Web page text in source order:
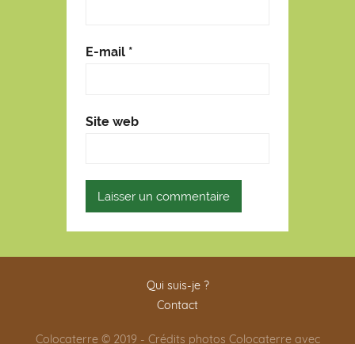
E-mail *
Site web
Qui suis-je ?
Contact
Colocaterre © 2019 - Crédits photos Colocaterre avec